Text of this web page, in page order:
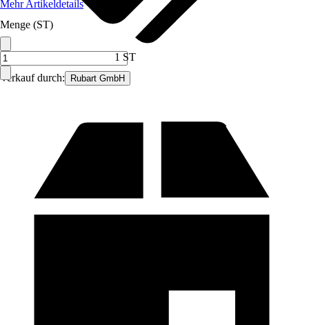
Verkauf durch: Rubart GmbH
Mehr Artikeldetails
Menge (ST)
1 ST